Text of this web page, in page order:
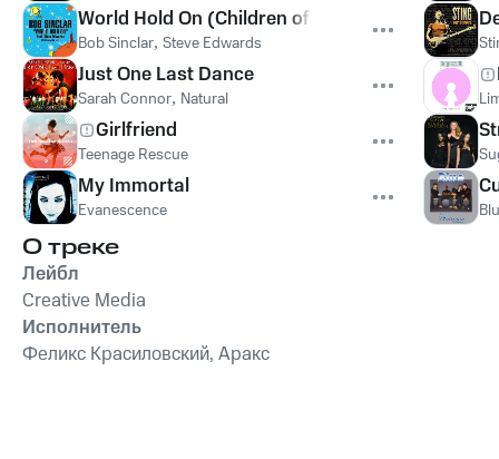
World Hold On (Children of the Sky)
Bob Sinclar, Steve Edwards
Just One Last Dance
Sarah Connor, Natural
Girlfriend
Teenage Rescue
My Immortal
Evanescence
О треке
Лейбл
Creative Media
Исполнитель
Феликс Красиловский, Аракс